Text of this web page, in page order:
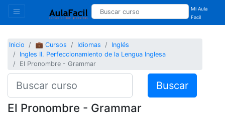
Mi Aula
Facil
Inicio 💼 Cursos Idiomas
Inglés
Ingles II. Perfeccionamiento de la Lengua Inglesa
El Pronombre - Grammar
Buscar
El Pronombre - Grammar